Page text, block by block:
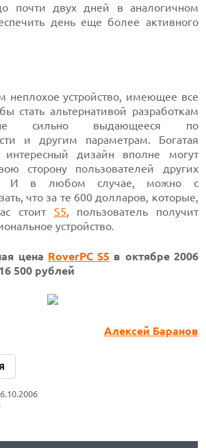
почти двух дней в аналогичном
день еще более активного
неплохое устройство, имеющее все
стать альтернативой разработкам
выдающееся по
и другим параметрам. Богатая
дизайн вполне могут
сторону пользователей других
И в любом случае, можно с
что за те 600 долларов, которые,
стоит S5, пользователь получит
устройство.
цена RoverPC S5 в октябре 2006
500 рублей
Алексей Баранов
PRO MAX 271PHW E14
СМАРТФОН К ОТПУСКУ